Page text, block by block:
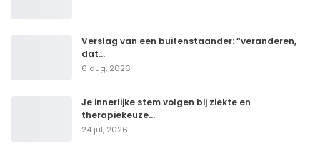
Verslag van een buitenstaander: “veranderen,
dat…
6 aug, 2026
Je innerlijke stem volgen bij ziekte en
therapiekeuze…
24 jul, 2026